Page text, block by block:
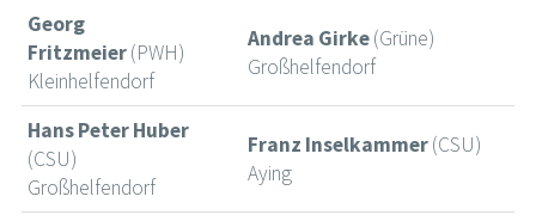
Georg
Fritzmeier(PWH)
Kleinhelfendorf
Andrea Girke(Grüne)
Großhelfendorf
Hans Peter Huber
(CSU)
Großhelfendorf
Franz Inselkammer(CSU)
Aying